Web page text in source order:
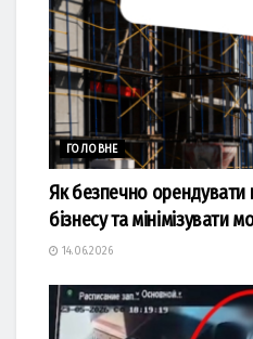
ГОЛОВНЕ
Як безпечно
бізнесу та мінімізувати
14.06.2026